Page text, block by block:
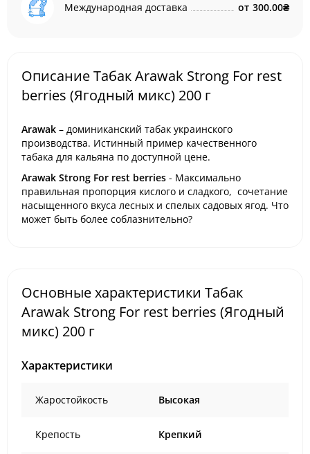
Международная доставка от 300.00₴
Описание Табак Arawak Strong For rest
berries (Ягодный микс) 200 г
Arawak – доминиканский табак украинского
производства. Истинный пример качественного
табака для кальяна по доступной цене.
Arawak Strong For rest berries - Максимально
правильная пропорция кислого и сладкого, сочетание
насыщенного вкуса лесных и спелых садовых ягод. Что
может быть более соблазнительно?
Основные характеристики Табак
Arawak Strong For rest berries (Ягодный
микс) 200 г
Характеристики
Жаростойкость Высокая
Крепость Крепкий